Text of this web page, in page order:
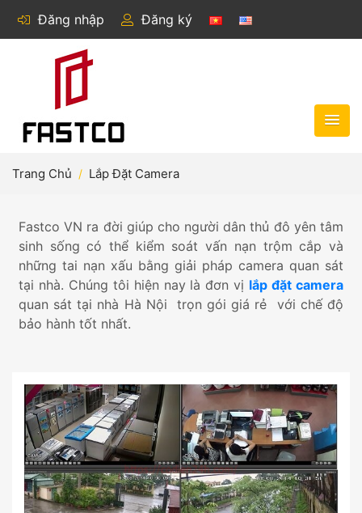
Đăng nhập Đăng ký
Trang Chủ Lắp Đặt Camera
Fastco VN ra đời giúp cho người dân thủ đô yên tâm
sinh sống có thể kiểm soát vấn nạn trộm cắp và
những tai nạn xấu bằng giải pháp camera quan sát
tại nhà. Chúng tôi hiện nay là đơn vị lắp đặt camera
quan sát tại nhà Hà Nội trọn gói giá rẻ với chế độ
bảo hành tốt nhất.